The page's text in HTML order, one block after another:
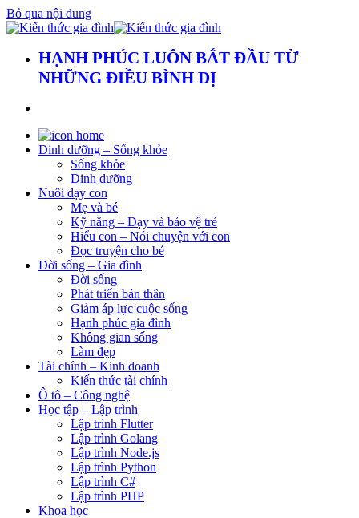
Bỏ qua nội dung
HẠNH PHÚC LUÔN BẮT ĐẦU TỪ
NHỮNG ĐIỀU BÌNH DỊ
Dinh dưỡng – Sống khỏe
Sống khỏe
Dinh dưỡng
Nuôi dạy con
Mẹ và bé
Kỹ năng – Dạy và bảo vệ trẻ
Hiểu con – Nói chuyện với con
Đọc truyện cho bé
Đời sống – Gia đình
Đời sống
Phát triển bản thân
Giảm áp lực cuộc sống
Hạnh phúc gia đình
Không gian sống
Làm đẹp
Tài chính – Kinh doanh
Kiến thức tài chính
Ô tô – Công nghệ
Học tập – Lập trình
Lập trình Flutter
Lập trình Golang
Lập trình Node.js
Lập trình Python
Lập trình C#
Lập trình PHP
Khoa học